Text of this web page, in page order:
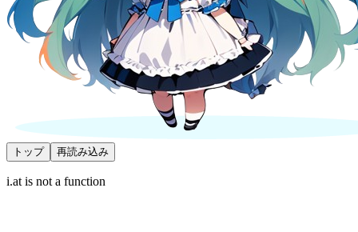
トップ 再読み込み
i.at is not a function